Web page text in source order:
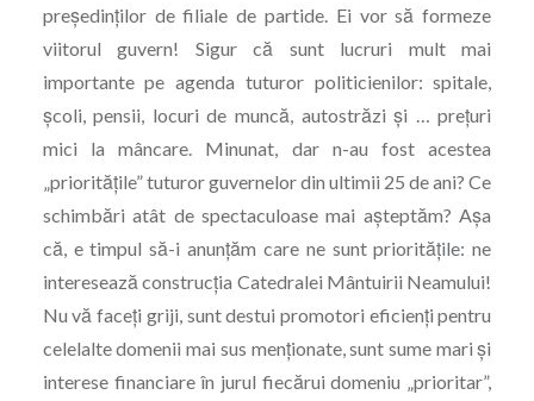
preşedinţilor de filiale de partide. Ei vor să formeze
viitorul guvern! Sigur că sunt lucruri mult mai
importante pe agenda tuturor politicienilor: spitale,
şcoli, pensii, locuri de muncă, autostrăzi şi … preţuri
mici la mâncare. Minunat, dar n-au fost acestea
„priorităţile” tuturor guvernelor din ultimii 25 de ani? Ce
schimbări atât de spectaculoase mai aşteptăm? Aşa
că, e timpul să-i anunţăm care ne sunt priorităţile: ne
interesează construcţia Catedralei Mântuirii Neamului!
Nu vă faceţi griji, sunt destui promotori eficienţi pentru
celelalte domenii mai sus menţionate, sunt sume mari şi
interese financiare în jurul fiecărui domeniu „prioritar”,